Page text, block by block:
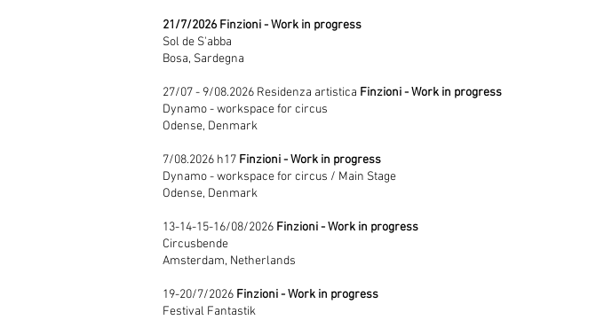
21/7/2026 Finzioni - Work in progress
Sol de S'abba
Bosa, Sardegna
27/07 - 9/08.2026 Residenza artistica Finzioni - Work in progress
Dynamo -workspace for circus
Odense, Denmark
7/08.2026 h17 Finzioni - Work in progress
Dynamo -workspace for circus / Main Stage
Odense, Denmark
13-14-15-16/08/2026 Finzioni - Work in progress
Circusbende
Amsterdam, Netherlands
19-20/7/2026 Finzioni - Work in progress
Festival Fantastik